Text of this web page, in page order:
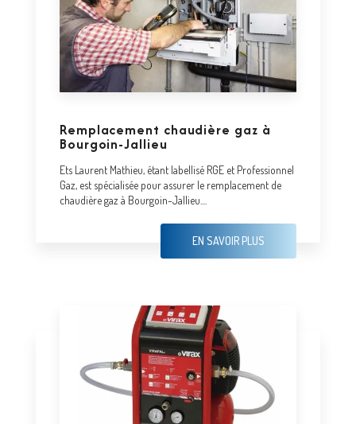
Remplacement chaudière gaz à
Bourgoin-Jallieu
Ets Laurent Mathieu, étant labellisé RGE et Professionnel
Gaz, est spécialisée pour assurer le remplacement de
chaudière gaz à Bourgoin-Jallieu....
EN SAVOIR PLUS